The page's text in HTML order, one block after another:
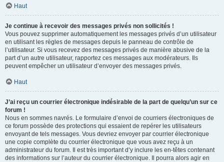
Haut
Je continue à recevoir des messages privés non sollicités !
Vous pouvez supprimer automatiquement les messages privés d’un utilisateur
en utilisant les règles de messages depuis le panneau de contrôle de
l’utilisateur. Si vous recevez des messages privés de manière abusive de la
part d’un autre utilisateur, rapportez ces messages aux modérateurs. Ils
peuvent empêcher un utilisateur d’envoyer des messages privés.
Haut
J’ai reçu un courrier électronique indésirable de la part de quelqu’un sur ce
forum !
Nous en sommes navrés. Le formulaire d’envoi de courriers électroniques de
ce forum possède des protections qui essaient de repérer les utilisateurs
envoyant de tels messages. Vous devriez envoyer par courrier électronique
une copie complète du courrier électronique que vous avez reçu à un
administrateur du forum. Il est très important d’y inclure les en-têtes contenant
des informations sur l’auteur du courrier électronique. Il pourra alors agir en